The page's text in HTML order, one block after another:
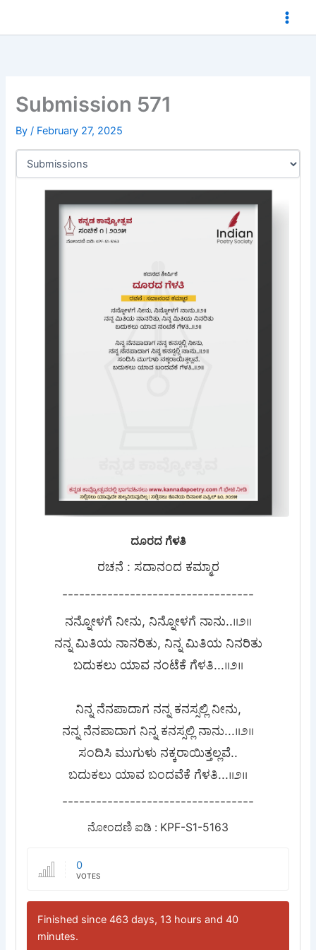
Submission 571
By/ February 27, 2025
ದೂರದ ಗೆಳತಿ
ರಚನೆ : ಸದಾನಂದ ಕಮ್ಮಾರ
----------------------------------
ನನ್ನೋಳಗೆ ನೀನು, ನಿನ್ನೋಳಗೆ ನಾನು..॥೨॥
ನನ್ನ ಮಿತಿಯ ನಾನರಿತು, ನಿನ್ನ ಮಿತಿಯ ನಿನರಿತು
ಬದುಕಲು ಯಾವ ನಂಟೆಕೆ ಗೆಳತಿ...॥೨॥
ನಿನ್ನ ನೆನಪಾದಾಗ ನನ್ನ ಕನಸ್ಸಲ್ಲಿ ನೀನು,
ನನ್ನ ನೆನಪಾದಾಗ ನಿನ್ನ ಕನಸ್ಸಲ್ಲಿ ನಾನು...॥೨॥
ಸಂದಿಸಿ ಮುಗುಳು ನಕ್ಕರಾಯಿತ್ತಲ್ಲವೆ..
ಬದುಕಲು ಯಾವ ಬಂದವೆಕೆ ಗೆಳತಿ...॥೨॥
----------------------------------
ನೋಂದಣಿ ಐಡಿ : KPF-S1-5163
0
VOTES
Finished since 463 days, 13 hours and 40
minutes.